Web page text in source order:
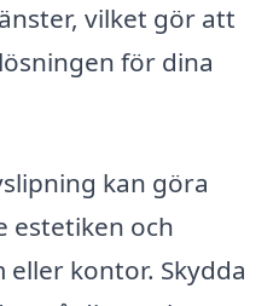
vilket gör att
för dina
kan göra
estetiken och
kontor. Skydda